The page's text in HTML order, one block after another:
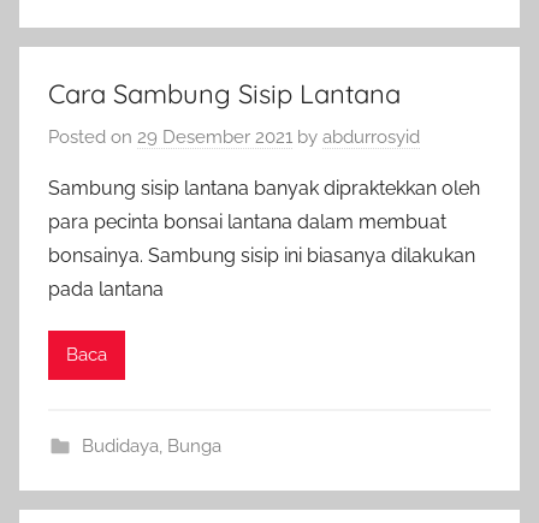
Cara Sambung Sisip Lantana
Posted on 29 Desember 2021 by abdurrosyid
Sambung sisip lantana banyak dipraktekkan oleh
para pecinta bonsai lantana dalam membuat
bonsainya. Sambung sisip ini biasanya dilakukan
pada lantana
Baca
Budidaya Bunga